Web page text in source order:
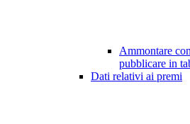
Ammontare
pubblicare in
Dati relativi ai premi